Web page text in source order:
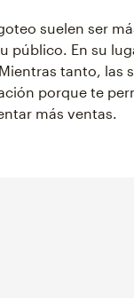
suelen ser
público. En su
tanto, las
porque te
más ventas.